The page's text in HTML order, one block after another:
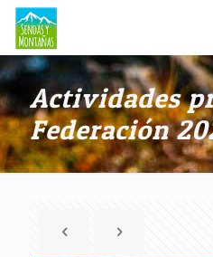
Actividades
Federación